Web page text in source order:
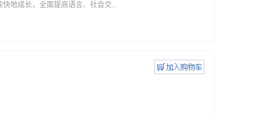
地成长，全面提高语言、社会交...